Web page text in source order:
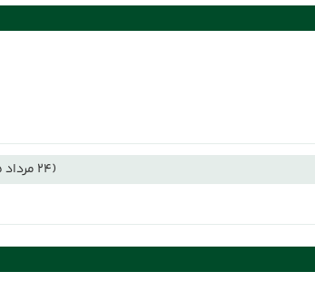
(24 مرداد 1405 ساعت : 00:00)